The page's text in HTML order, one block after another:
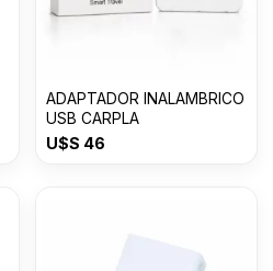
ADAPTADOR INALAMBRICO
USB CARPLA
U$S 46